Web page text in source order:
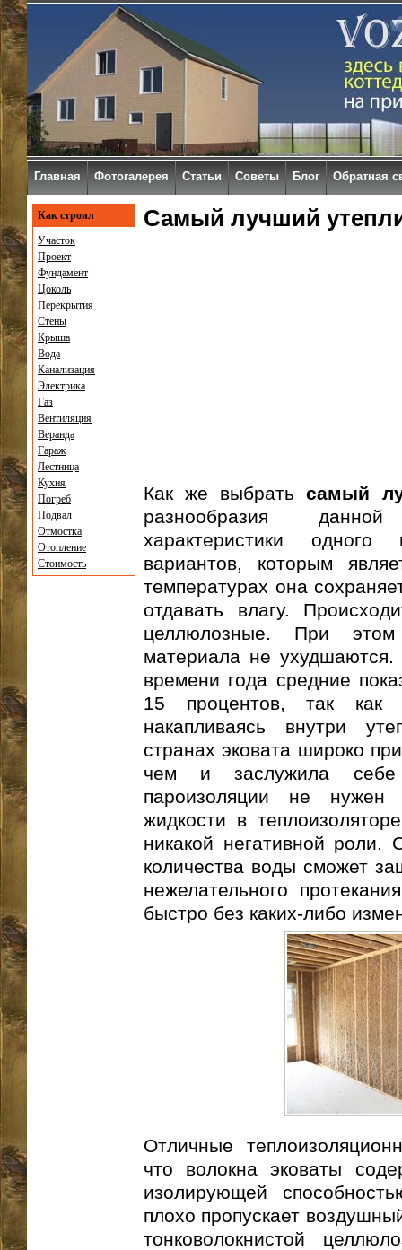
Самый лучший
Как же выбратьсамый
разнообразия
характеристики
вариантов, которым
температурах она
отдавать влагу.
целлюлозные. При этом
материала не
времени года средние
15 процентов, так как
накапливаясь внутри
странах эковата широко
чем и заслужила себе
пароизоляции не нужен
жидкости в
никакой негативной роли.
количества воды сможет
нежелательного
быстро без каких-либо
Отличные
что волокна эковаты
изолирующей
плохо пропускает
тонковолокнистой
Как строил
Участок
Проект
Фундамент
Цоколь
Перекрытия
Стены
Крыша
Вода
Канализация
Электрика
Газ
Вентиляция
Веранда
Гараж
Лестница
Кухня
Погреб
Подвал
Отмостка
Отопление
Стоимость
Главная Фотогалерея Статьи Советы Блог Обратная